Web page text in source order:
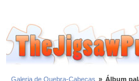
Galeria de Quebra-Cabeças » Álbum